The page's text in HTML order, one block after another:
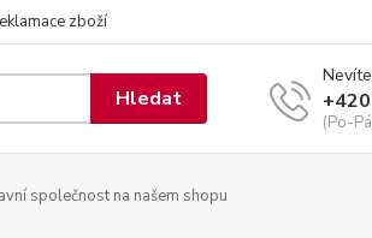
zboží
Hledat
(Po-
společnost na našem shopu